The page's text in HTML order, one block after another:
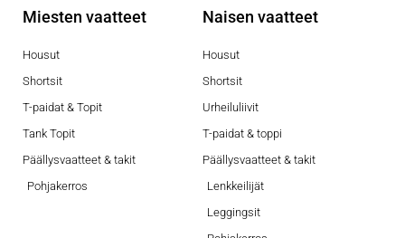
Miesten vaatteet
Housut
Shortsit
T-paidat & Topit
Tank Topit
Päällysvaatteet & takit
Pohjakerros
Naisen vaatteet
Housut
Shortsit
Urheiluliivit
T-paidat & toppi
Päällysvaatteet & takit
Lenkkeilijät
Leggingsit